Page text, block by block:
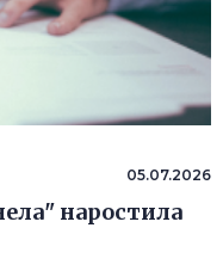
05.07.2026
наростила